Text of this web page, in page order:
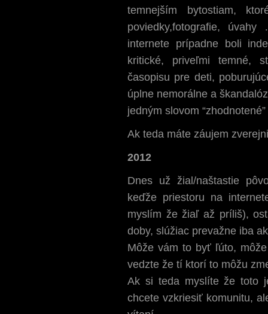
temnejším bytostiam,
poviedky,fotografie,
internete prípadne boli
kritické, priveľmi temné,
časopisu pre deti,
úplne nemorálne a
jedným slovom
Ak teda máte záujem
2012
Dnes už žial/naštastie
keďže priestoru na
myslím že žiaľ až príliš),
doby, slúžiac prevažne iba
Môže vám to byť ľúto,
vedzte že tí ktorí to môžu
Ak si teda myslíte že toto
chcete vzkriesiť komunitu,